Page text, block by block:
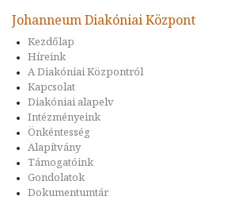
Johanneum Diakóniai Központ
Kezdőlap
Híreink
A Diakóniai Központról
Kapcsolat
Diakóniai alapelv
Intézményeink
Önkéntesség
Alapítvány
Támogatóink
Gondolatok
Dokumentumtár